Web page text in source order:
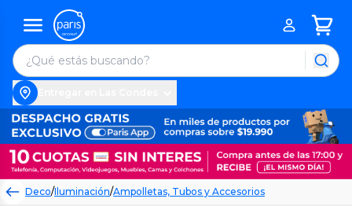
Deco/Iluminación/Ampolletas, Tubos y Accesorios